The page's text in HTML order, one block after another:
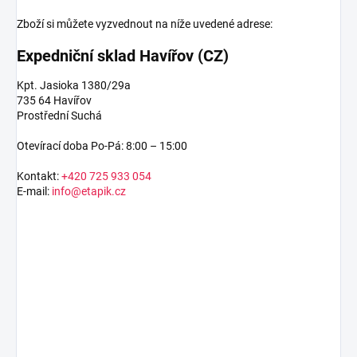
Zboží si můžete vyzvednout na níže uvedené adrese:
Expedniční sklad Havířov (CZ)
Kpt. Jasioka 1380/29a
735 64 Havířov
Prostřední Suchá
Otevírací doba Po-Pá: 8:00 – 15:00
Kontakt:+420 725 933 054
E-mail: info@etapik.cz